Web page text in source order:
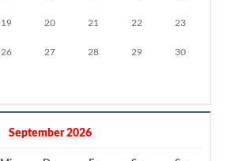
19 20 21 22 23
26 27 28 29 30
September 2026